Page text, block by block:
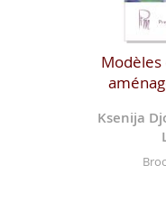
Ksenija